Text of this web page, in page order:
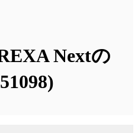
Nextの